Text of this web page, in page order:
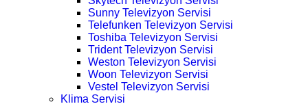
Sunny Televizyon Servisi
Telefunken Televizyon Servisi
Toshiba Televizyon Servisi
Trident Televizyon Servisi
Weston Televizyon Servisi
Woon Televizyon Servisi
Vestel Televizyon Servisi
Klima Servisi